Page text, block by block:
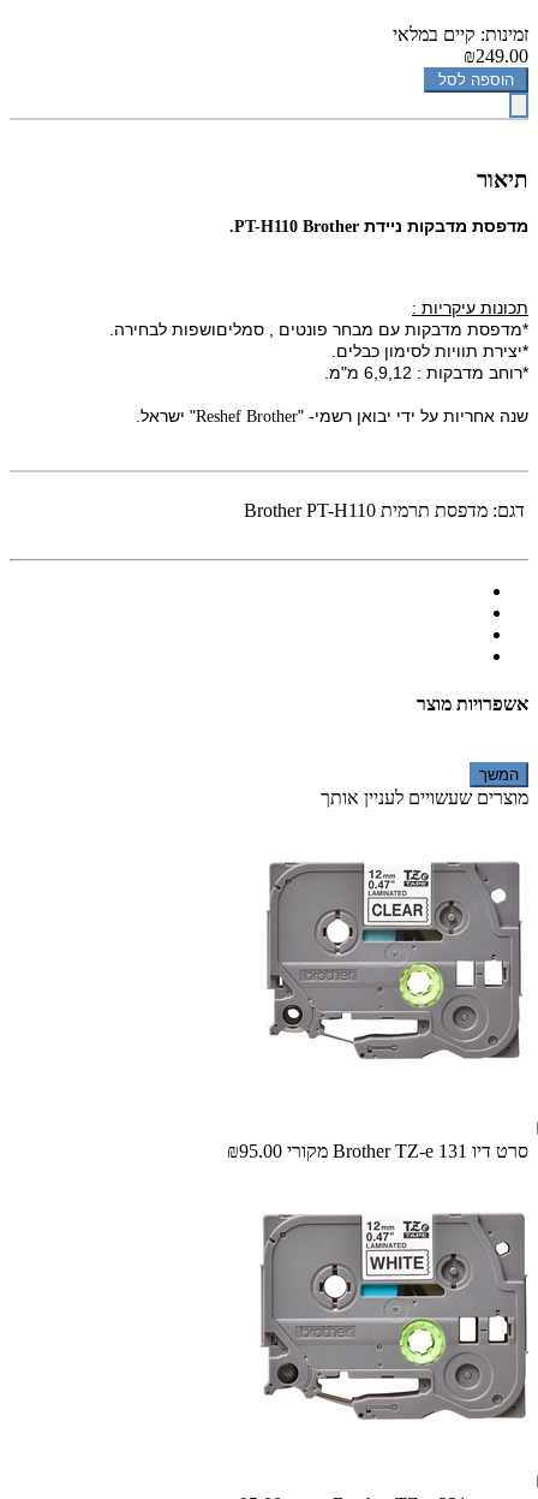
זמינות: קיים במלאי
₪249.00
הוספה לסל
תיאור
מדפסת מדבקות ניידת PT-H110 Brother
.
תכונות עיקריות :
*מדפסת מדבקות עם מבחר פונטים , סמליםושפות לבחירה.
*יצירת תוויות לסימון כבלים.
*רוחב מדבקות : 6,9,12 מ"מ.
שנה אחריות על ידי יבואן רשמי- "Reshef Brother" ישראל.
דגם: מדפסת ‏תרמית Brother PT-H110
אשפרויות מוצר
המשך
מוצרים שעשויים לעניין אותך
‏סרט דיו Brother TZ-e 131 מקורי ₪95.00